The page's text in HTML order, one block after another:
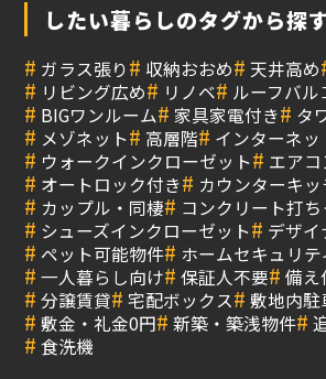
したい暮らしのタグから探
# ガラス張り# 収納おおめ# 天井高め
# リビング広め# リノベ# ルーフバル
# BIGワンルーム# 家具家電付き# タ
# メゾネット# 高層階# インターネッ
# ウォークインクローゼット# エアコ
# オートロック付き# カウンターキ
# カップル・同棲# コンクリート打
# シューズインクローゼット# デザイ
# ペット可能物件# ホームセキュリテ
# 一人暮らし向け# 保証人不要# 備え
# 分譲賃貸# 宅配ボックス# 敷地内駐
# 敷金・礼金0円# 新築・築浅物件#
# 食洗機